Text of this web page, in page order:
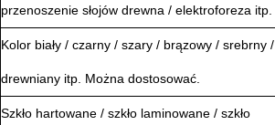
przenoszenie słojów drewna / elektroforeza itp.
Kolor biały / czarny / szary / brązowy / srebrny /
drewniany itp. Można dostosować.
Szkło hartowane / szkło laminowane / szkło